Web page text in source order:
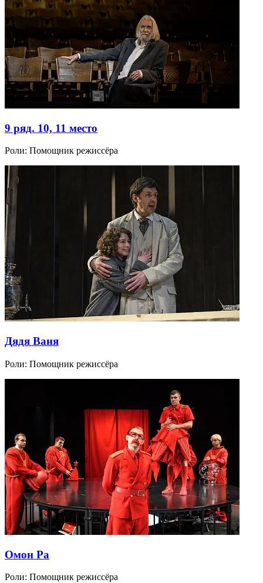
9 ряд. 10, 11 место
Роли: Помощник режиссёра
Дядя Ваня
Роли: Помощник режиссёра
Омон Ра
Роли: Помощник режиссёра